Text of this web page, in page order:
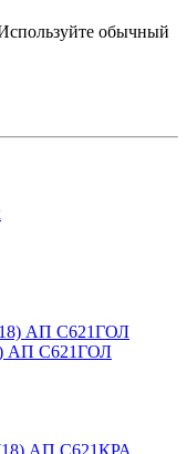
обычный
АП С621ГОЛ